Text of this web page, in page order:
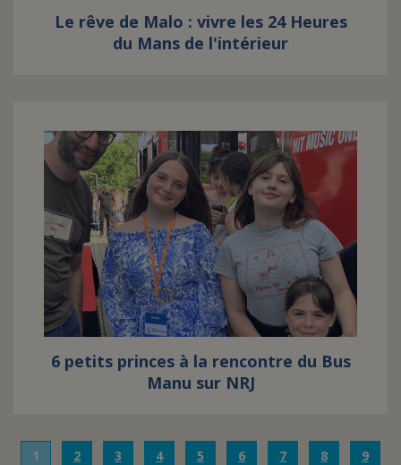
Le rêve de Malo : vivre les 24 Heures
du Mans de l'intérieur
6 petits princes à la rencontre du Bus
Manu sur NRJ
1 2 3 4 5 6 7 8 9